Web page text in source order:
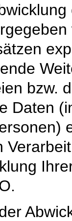
bzw.
Daten